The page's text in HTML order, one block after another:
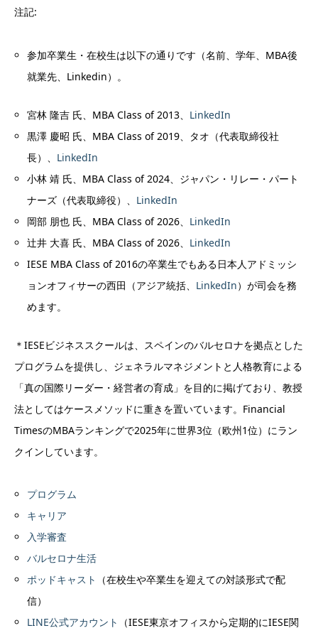
注記:
参加卒業生・在校生は以下の通りです（名前、学年、MBA後
就業先、Linkedin）。
宮林 隆吉 氏、MBA Class of 2013、 LinkedIn
黒澤 慶昭 氏、MBA Class of 2019、タオ（代表取締役社
長）、 LinkedIn
小林 靖 氏、MBA Class of 2024、ジャパン・リレー・パート
ナーズ（代表取締役）、 LinkedIn
岡部 朋也 氏、MBA Class of 2026、 LinkedIn
辻井 大喜 氏、MBA Class of 2026、 LinkedIn
IESE MBA Class of 2016の卒業生でもある日本人アドミッシ
ョンオフィサーの西田（アジア統括、 LinkedIn）が司会を務
めます。
＊IESEビジネススクールは、スペインのバルセロナを拠点とした
プログラムを提供し、ジェネラルマネジメントと人格教育による
「真の国際リーダー・経営者の育成」を目的に掲げており、教授
法としてはケースメソッドに重きを置いています。Financial
TimesのMBAランキングで2025年に世界3位（欧州1位）にラン
クインしています。
プログラム
キャリア
入学審査
バルセロナ生活
ポッドキャスト
（在校生や卒業生を迎えての対談形式で配
信）
LINE公式アカウント
（IESE東京オフィスから定期的にIESE関